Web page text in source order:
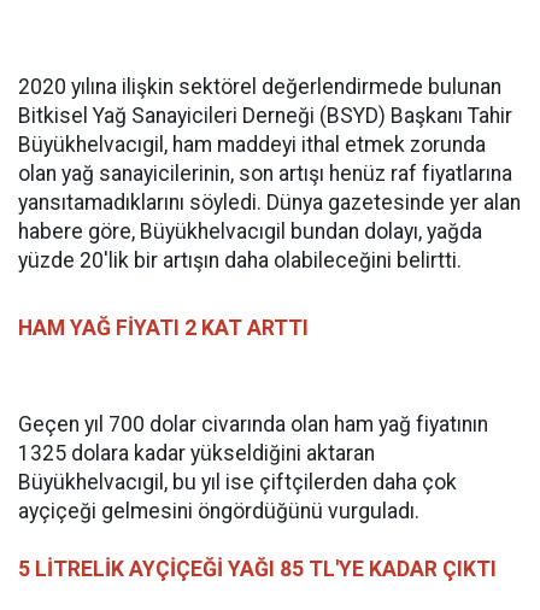
2020 yılına ilişkin sektörel değerlendirmede bulunan
Bitkisel Yağ Sanayicileri Derneği (BSYD) Başkanı Tahir
Büyükhelvacıgil, ham maddeyi ithal etmek zorunda
olan yağ sanayicilerinin, son artışı henüz raf fiyatlarına
yansıtamadıklarını söyledi. Dünya gazetesinde yer alan
habere göre, Büyükhelvacıgil bundan dolayı, yağda
yüzde 20'lik bir artışın daha olabileceğini belirtti.
HAM YAĞ FİYATI 2 KAT ARTTI
Geçen yıl 700 dolar civarında olan ham yağ fiyatının
1325 dolara kadar yükseldiğini aktaran
Büyükhelvacıgil, bu yıl ise çiftçilerden daha çok
ayçiçeği gelmesini öngördüğünü vurguladı.
5 LİTRELİK AYÇİÇEĞİ YAĞI 85 TL'YE KADAR ÇIKTI